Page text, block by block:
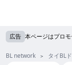
広告 本ページはプロ
BL network タイBL